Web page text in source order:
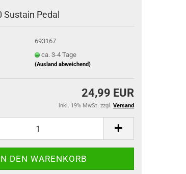
Sustain Pedal
693167
ca. 3-4 Tage
(Ausland abweichend)
24,99 EUR
inkl. 19% MwSt. zzgl. Versand